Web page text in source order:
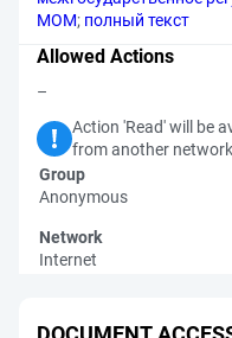
МОМ; полный текст
Allowed Actions
–
Action 'Read' will be
from another network
Group
Anonymous
Network
Internet